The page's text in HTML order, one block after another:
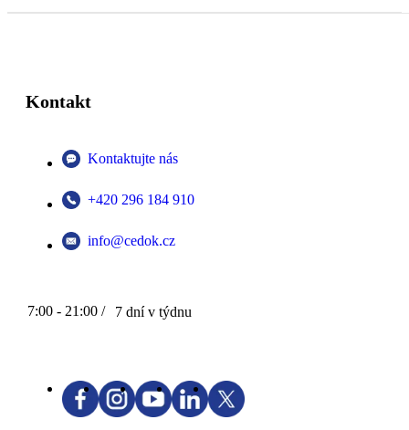
Kontakt
Kontaktujte nás
+420 296 184 910
info@cedok.cz
7:00 - 21:00 / 7 dní v týdnu